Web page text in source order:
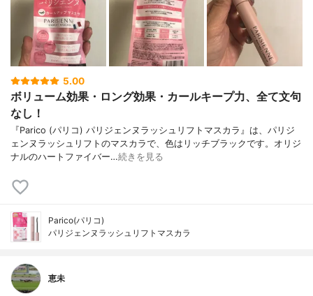
5.00
ボリューム効果・ロング効果・カールキープ力、全て文句
なし！
『Parico (パリコ) パリジェンヌラッシュリフトマスカラ』は、パリジ
ェンヌラッシュリフトのマスカラで、色はリッチブラックです。オリジ
ナルのハートファイバー…続きを見る
Parico(パリコ)
パリジェンヌラッシュリフトマスカラ
恵未